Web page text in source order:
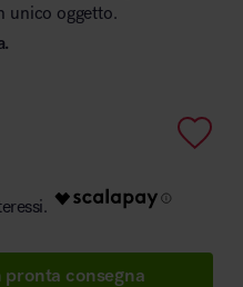
unico oggetto.
consegna